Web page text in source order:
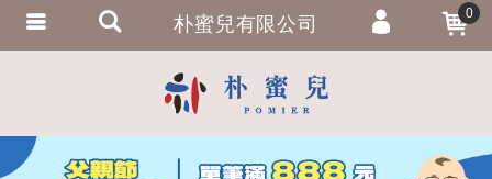
朴蜜兒有限公司 0
會員登入
會員註冊
忘記密碼
繁體中文